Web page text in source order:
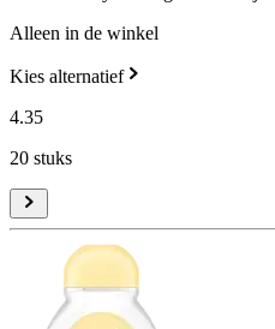
Alleen in de winkel
Kies alternatief
4.35
20 stuks